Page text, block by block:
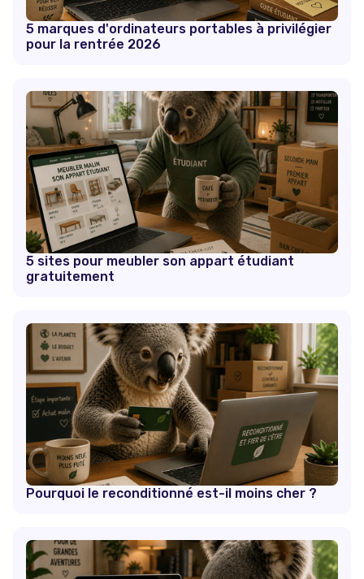
5 marques d'ordinateurs portables à privilégier
pour la rentrée 2026
5 sites pour meubler son appart étudiant
gratuitement
Pourquoi le reconditionné est-il moins cher ?